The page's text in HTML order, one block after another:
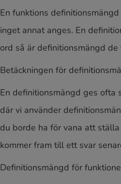
En funktions
inget annat anges. En
ord så är definitionsmängd
Betäckningen för
En definitionsmängd ges ofta
där vi använder
du borde ha för vana att
kommer fram till ett svar
Definitionsmängd för